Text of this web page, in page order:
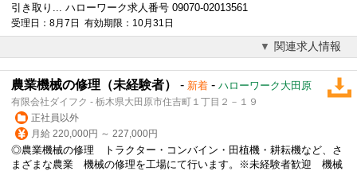
引き取り... ハローワーク求人番号 09070-02013561
受理日：8月7日 有効期限：10月31日
関連求人情報
農業機械の修理（未経験者） - 新着 - ハローワーク大田原
有限会社ダイフク - 栃木県大田原市住吉町１丁目２－１９
正社員以外
月給 220,000円 ～ 227,000円
◎農業機械の修理 トラクター・コンバイン・田植機・耕耘機など、さ
まざまな農業 機械の修理を工場にて行います。※未経験者歓迎 機械